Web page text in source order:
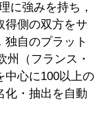
に強みを持ち，
得側の双方をサ
独自のプラット
州（フランス・
中心に100以上の
化・抽出を自動